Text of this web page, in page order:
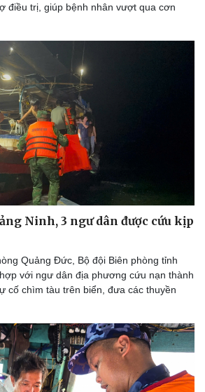
Ô tô - Xe máy
Ô tô
Xe máy
Tư vấn
điều trị, giúp bệnh nhân vượt qua cơn
Ninh, 3 ngư dân được cứu kịp
Quảng Đức, Bộ đội Biên phòng tỉnh
với ngư dân địa phương cứu nạn thành
cố chìm tàu trên biển, đưa các thuyền